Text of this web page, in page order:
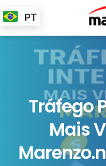
PT
Tráfego
Mais